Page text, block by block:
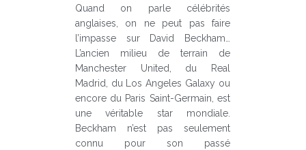
Quand on parle célébrités
anglaises, on ne peut pas faire
l’impasse sur David Beckham…
L’ancien milieu de terrain de
Manchester United, du Real
Madrid, du Los Angeles Galaxy ou
encore du Paris Saint-Germain, est
une véritable star mondiale.
Beckham n’est pas seulement
connu pour son passé